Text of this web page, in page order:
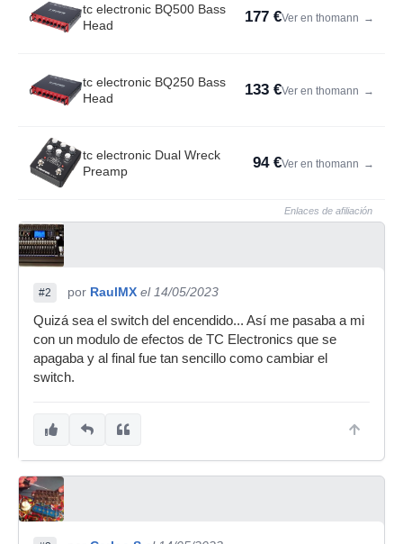
tc electronic BQ500 Bass
Head
177 €Ver en thomann →
tc electronic BQ250 Bass
Head
133 €Ver en thomann →
tc electronic Dual Wreck
Preamp
94 €Ver en thomann →
Enlaces de afiliación
#2 por RaulMX el 14/05/2023
Quizá sea el switch del encendido... Así me pasaba a mi
con un modulo de efectos de TC Electronics que se
apagaba y al final fue tan sencillo como cambiar el
switch.